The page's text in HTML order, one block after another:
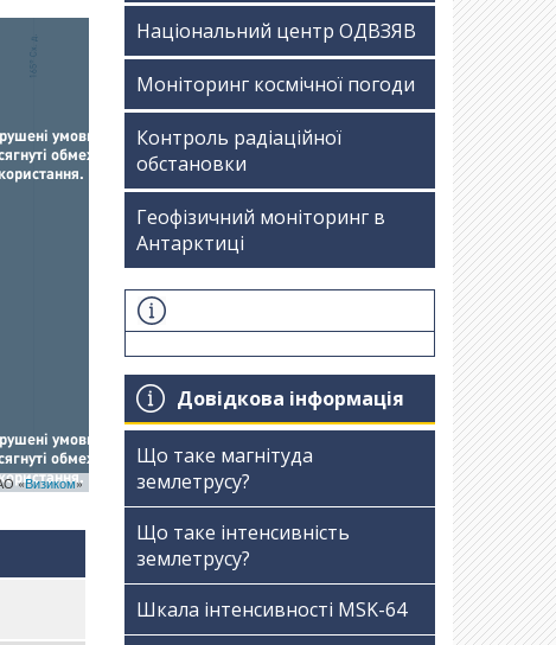
«Визиком»
Національний центр ОДВЗЯВ
Моніторинг космічної погоди
Контроль радіаційної
обстановки
Геофізичний моніторинг в
Антарктиці
Довідкова інформація
Що таке магнітуда
землетрусу?
Що таке інтенсивність
землетрусу?
Шкала інтенсивності МSK-64